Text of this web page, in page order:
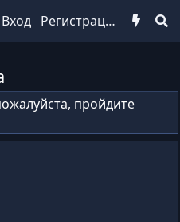
Вход Регистрация
пройдите